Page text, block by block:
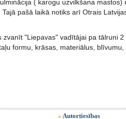
( karogu uzvilkšana
pašā laikā notiks arī Otrais
zvanīt "Liepavas" vadītājai pa tālruni
formu, krāsas, materiālus, blīvumu,
» Autortiesības